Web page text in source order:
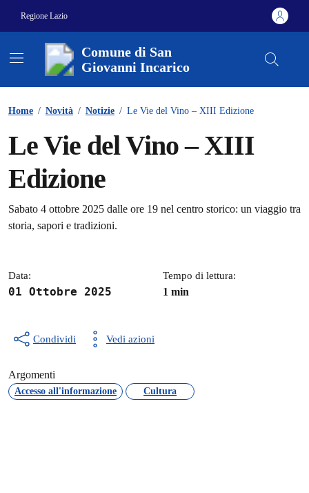
Regione Lazio
Comune di San
Giovanni Incarico
Home / Novità / Notizie / Le Vie del Vino – XIII Edizione
Le Vie del Vino – XIII
Edizione
Dettagli della notizia
Sabato 4 ottobre 2025 dalle ore 19 nel centro storico: un viaggio tra
storia, sapori e tradizioni.
Data:
01 Ottobre 2025
Tempo di lettura:
1 min
Condividi Vedi azioni
Argomenti
Accesso all'informazione Cultura